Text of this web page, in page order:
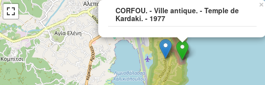
CORFOU. - Ville antique. - Temple de
Kardaki. - 1977
×